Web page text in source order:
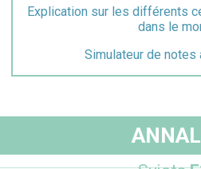
Explication sur les différents
dans le
Simulateur de notes